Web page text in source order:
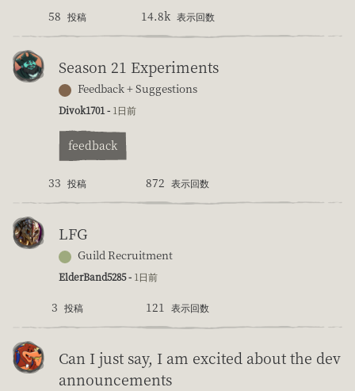
58 投稿 14.8k 表示回数
Season 21 Experiments
Feedback + Suggestions
Divok1701 - 1日前
feedback
33 投稿 872 表示回数
LFG
Guild Recruitment
ElderBand5285 - 1日前
3 投稿 121 表示回数
Can I just say, I am excited about the dev
announcements